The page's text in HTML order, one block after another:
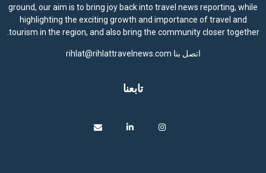
ground, our aim is to bring joy back into travel news reporting, while
highlighting the exciting growth and importance of travel and
tourism in the region, and also bring the community closer together.
اتصل بنا rihlat@rihlattravelnews.com
تابعنا